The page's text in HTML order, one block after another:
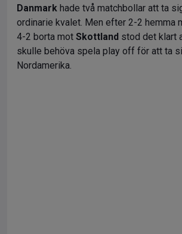
Danmark hade två matchbollar att ta
ordinarie kvalet. Men efter 2-2 hemma
4-2 borta mot Skottland stod det klart
skulle behöva spela play off för att ta
Nordamerika.